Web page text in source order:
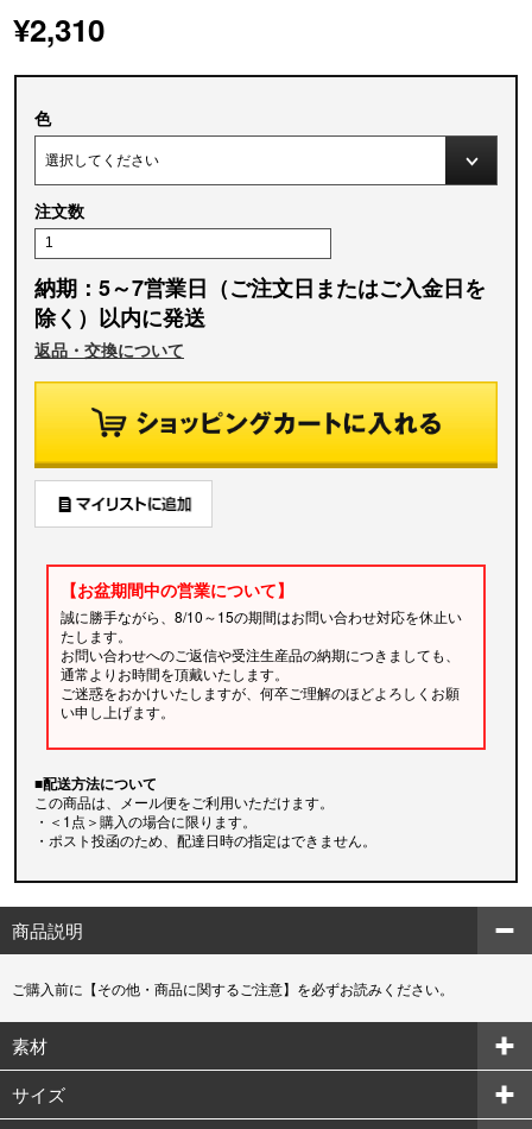
¥2,310
色
注文数
納期：5～7営業日（ご注文日またはご入金日を
除く）以内に発送
返品・交換について
【お盆期間中の営業について】
誠に勝手ながら、8/10～15の期間はお問い合わせ対応を休止い
たします。
お問い合わせへのご返信や受注生産品の納期につきましても、
通常よりお時間を頂戴いたします。
ご迷惑をおかけいたしますが、何卒ご理解のほどよろしくお願
い申し上げます。
■配送方法について
この商品は、メール便をご利用いただけます。
・＜1点＞購入の場合に限ります。
・ポスト投函のため、配達日時の指定はできません。
商品説明
ご購入前に【その他・商品に関するご注意】を必ずお読みください。
素材
サイズ